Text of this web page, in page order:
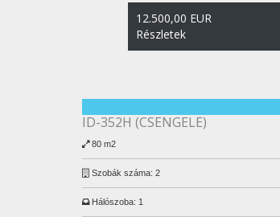
12.500,00 EUR
Részletek
ID-352H (CSENGELE)
80 m2
Szobák száma: 2
Hálószoba: 1